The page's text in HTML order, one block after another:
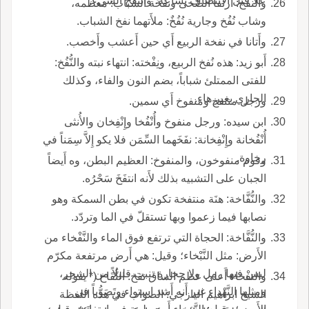
والنفخ: ارتفا الضُّحى ونفْخَة الشباب: معظمه،
وشاب نُفُخ وجارية نُفُخٌ: ملأَتهما نفخ الشباب.
وأَتانا في نفخة الربيع أَي حين أَعشب وأَخصب.
أَبو زيد: هذه نُفخ الربيع، ونِفْخته: انتهاء نبته والنُّفُخ:
للفتى الممتلئ شباباً، بضم النون والفاء، وكذلك
الجاري بغير هاء.
ورجل منتفخ ومنفوخ أَي سمين.
ابن سيده: ورجل منفوخ وأُنْفُخا وإِنْفِخان والأُنثى
أُنْفُخانة وإِنْفِخانة: نفَخَهما السِّمَن فلا يكو إِلاَّ سِمَناً في
رخاوة.
وقوم منفوخون، والمنفوخ: العظيم البطن، وه أَيضاً
الجبان على التشبيه بذلك لأَنه انتفَخَ سَحْرُه.
والنُّفَّاخة: هنَة منتفخة تكون في بطن السمكة وهو
نصابها فيما زعموا وبها تستقلّ في الما وتردّد.
والنُّفَّاخة: الحجاة التي ترتفع فوق الماء والنَّفْخاء من
الأَرض: مثل النَّبْخاء؛ وقيل: هي أَرض مرتفعة مكرّم
ليس فيها رمل ولا حجارة تنبت قليلاً من الشجر،
ومثلها النَّهْداء غير أَنه أَشد استواء وتَصَوُّباً في
والنفْخاء أَعلى عظم الساق نقخ: النُّقَاخ (* يقوله
الشيخ ابراهيم اليازجي: الصواب في هذه اللفظة